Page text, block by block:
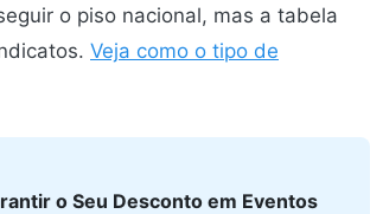
o piso nacional, mas a tabela
Veja como o tipo de
o Seu Desconto em Eventos